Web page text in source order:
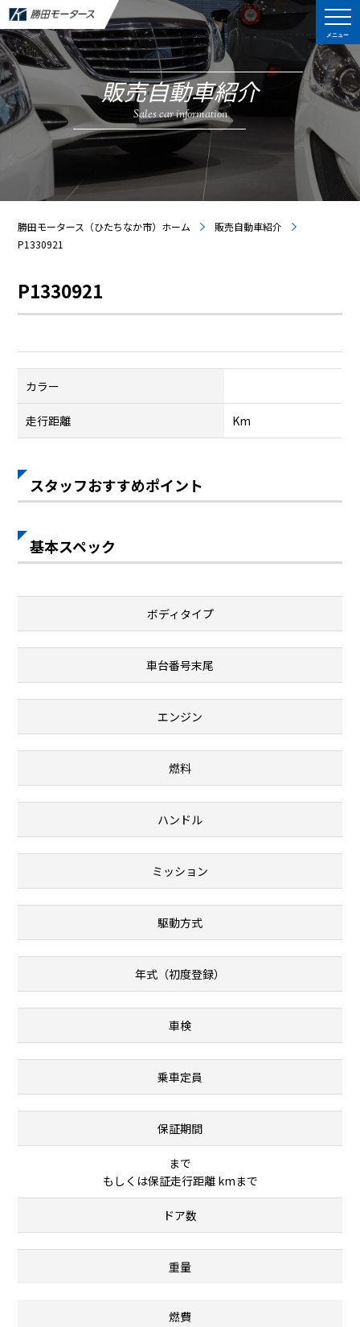
メニュー
販売自動車紹介
Sales car information
勝田モータース（ひたちなか市）ホーム
販売自動車紹介
P1330921
P1330921
カラー
走行距離 Km
スタッフおすすめポイント
基本スペック
ボディタイプ
車台番号末尾
エンジン
燃料
ハンドル
ミッション
駆動方式
年式（初度登録）
車検
乗車定員
保証期間
まで
もしくは保証走行距離 kmまで
ドア数
重量
燃費